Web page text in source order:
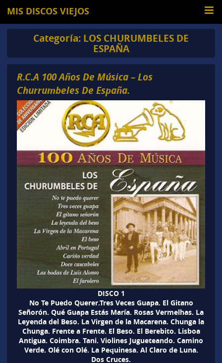
MIS DISCOS VIEJOS
Categoría: LOS CHURUMBELES DE
ESPAÑA
R.C.A 100 Años De Música – Los
Churrumbeles De España.
DISCO 1
No Te Puedo Querer.Tres Veces Guapa. El Gitano
Señorón. Qué Guapa Estás María. Rosas Vermelhas. La
Leyenda del Beso. La Virgen de la Macarena. Chunga la
Chunga. Frente a Frente. El Beso. El Berebito. Lisboa
Antigua. Coimbra. Tani. Violines Jugueteando. Camino
Verde. Olé con Olé. La Pequinesa. Al Claro de Luna.
Dos Cruces.